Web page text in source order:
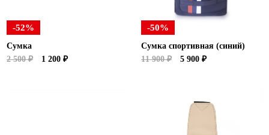
-52%
Сумка
2 500 ₽
1 200 ₽
-50%
Сумка спортивная (синий)
11 900 ₽
5 900 ₽